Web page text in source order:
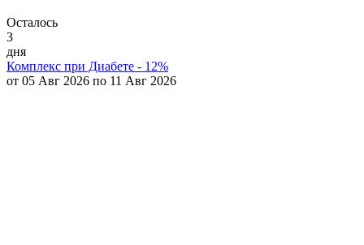
Осталось
3
дня
Комплекс при Диабете - 12%
от 05 Авг 2026 по 11 Авг 2026